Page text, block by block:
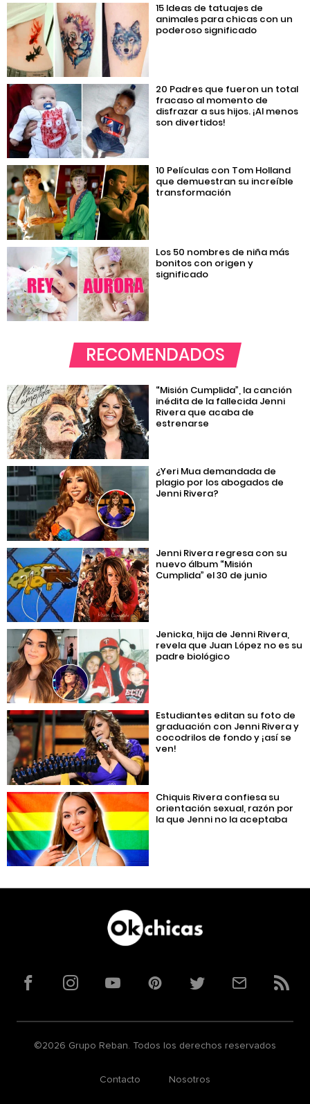
15 Ideas de tatuajes de
animales para chicas con un
poderoso significado
20 Padres que fueron un total
fracaso al momento de
disfrazar a sus hijos. ¡Al menos
son divertidos!
10 Películas con Tom Holland
que demuestran su increíble
transformación
Los 50 nombres de niña más
bonitos con origen y
significado
RECOMENDADOS
“Misión Cumplida”, la canción
inédita de la fallecida Jenni
Rivera que acaba de
estrenarse
¿Yeri Mua demandada de
plagio por los abogados de
Jenni Rivera?
Jenni Rivera regresa con su
nuevo álbum “Misión
Cumplida” el 30 de junio
Jenicka, hija de Jenni Rivera,
revela que Juan López no es su
padre biológico
Estudiantes editan su foto de
graduación con Jenni Rivera y
cocodrilos de fondo y ¡así se
ven!
Chiquis Rivera confiesa su
orientación sexual, razón por
la que Jenni no la aceptaba
FacebookInstagramYouTubePinterestTwitterCorreoRSS
©2026 Grupo Reban. Todos los derechos reservados
Contacto Nosotros